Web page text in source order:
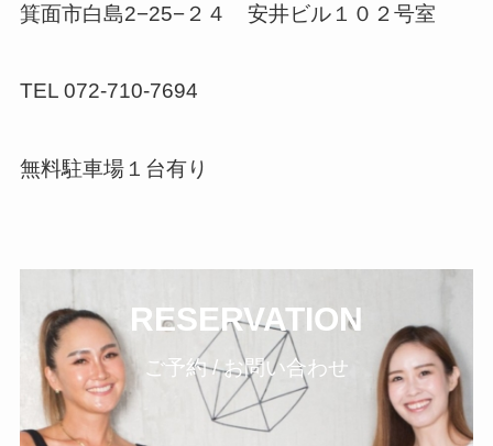
箕面市白島2−25−２４ 安井ビル１０２号室
TEL 072-710-7694
無料駐車場１台有り
RESERVATION
ご予約 / お問い合わせ